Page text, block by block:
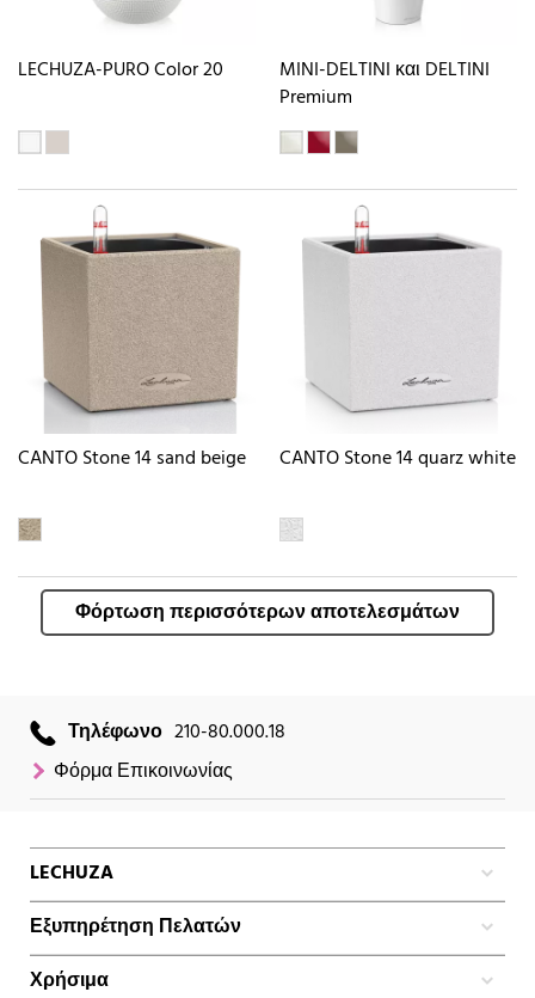
LECHUZA-PURO Color 20
MINI-DELTINI και DELTINI
Premium
CANTO Stone 14 sand beige CANTO Stone 14 quarz white
Φόρτωση περισσότερων αποτελεσμάτων
Τηλέφωνο 210-80.000.18
Φόρμα Επικοινωνίας
LECHUZA
Εξυπηρέτηση Πελατών
Χρήσιμα